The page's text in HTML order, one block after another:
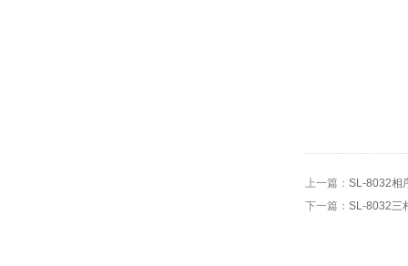
上一篇： SL-8032相
下一篇： SL-8032三